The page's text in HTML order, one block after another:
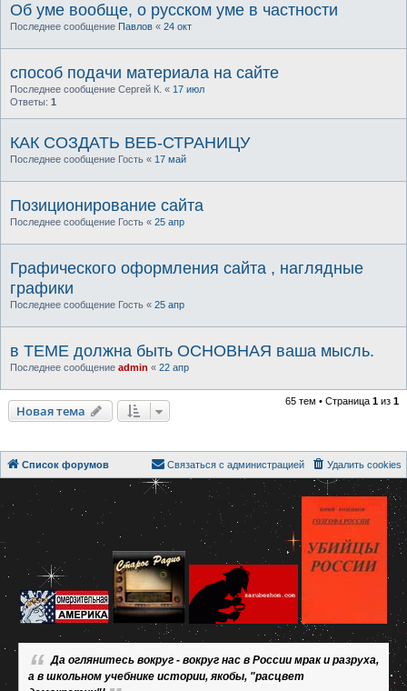
Об уме вообще, о русском уме в частности
Последнее сообщение Павлов « 24 окт
способ подачи материала на сайте
Последнее сообщение Сергей К. « 17 июл
Ответы: 1
КАК СОЗДАТЬ ВЕБ-СТРАНИЦУ
Последнее сообщение Гость « 17 май
Позиционирование сайта
Последнее сообщение Гость « 25 апр
Графического оформления сайта , наглядные
графики
Последнее сообщение Гость « 25 апр
в ТЕМЕ должна быть ОСНОВНАЯ ваша мысль.
Последнее сообщение admin « 22 апр
Новая тема
65 тем • Страница 1 из 1
Список форумов Удалить cookies
Связаться с администрацией
Да оглянитесь вокруг - вокруг нас в России мрак и разруха,
а в школьном учебнике истории, якобы, "расцвет